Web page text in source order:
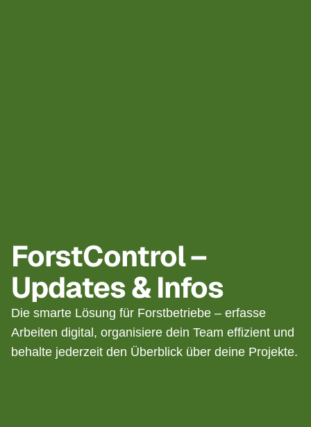
ForstControl –
Updates & Infos
Die smarte Lösung für Forstbetriebe – erfasse
Arbeiten digital, organisiere dein Team effizient und
behalte jederzeit den Überblick über deine Projekte.